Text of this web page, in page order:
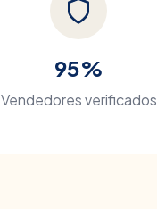
95%
Vendedores verificados